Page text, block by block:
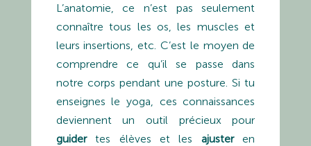
L’anatomie, ce n’est pas seulement
connaître tous les os, les muscles et
leurs insertions, etc. C’est le moyen de
comprendre ce qu’il se passe dans
notre corps pendant une posture. Si tu
enseignes le yoga, ces connaissances
deviennent un outil précieux pour
guidertes élèves et les ajusteren